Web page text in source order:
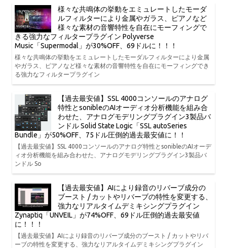
様々な共鳴体の挙動をエミュレートしたモーダ
ルフィルターにより金属やガラス、ピアノなど
様々な素材の音響特性を自在にモーフィングで
きる強力なフィルタープラグイン Polyverse
Music「Supermodal」が30%OFF、69ドルに！！！
様々な共鳴体の挙動をエミュレートしたモーダルフィルターにより金属
やガラス、ピアノなど様々な素材の音響特性を自在にモーフィングでき
る強力なフィルタープラグイン
【過去最安値】SSL 4000コンソールのアナログ
特性とsonibleのAIオーディオ分析機能を組み合
わせた、アナログモデリングプラグイン3製品バ
ンドル Solid State Logic「SSL autoSeries
Bundle」が50%OFF、75ドル圧倒的過去最安値に！！
【過去最安値】SSL 4000コンソールのアナログ特性とsonibleのAIオーデ
ィオ分析機能を組み合わせた、アナログモデリングプラグイン3製品バ
ンドル So
【過去最安値】AIにより録音のリバーブ成分の
ブースト / カットやリバーブの特性を変更する、
強力なリアルタイムデミキシングプラグイン
Zynaptiq「UNVEIL」が74%OFF、69ドル圧倒的過去最安値
に！！！
【過去最安値】AIにより録音のリバーブ成分のブースト / カットやリバ
ーブの特性を変更する、強力なリアルタイムデミキシングプラグイン